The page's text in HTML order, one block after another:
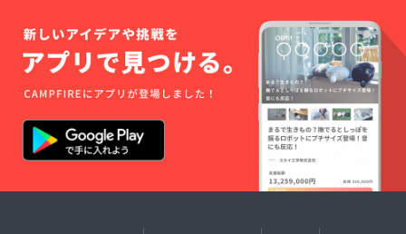
反応型
トリー
トメン
ト処方
のヘア
オイ
ル。メ
ドウ
フォー
ラクト
ンが熱
から髪
nicori
シャン
プー
300ml
& nicori
トリー
トメン
トセッ
ト300g
メラン
ジュ×
シャイ